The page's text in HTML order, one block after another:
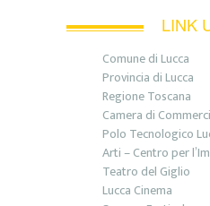
LINK
Comune di Lucca
Provincia di Lucca
Regione Toscana
Camera di
Polo Tecnologico
Arti – Centro per
Teatro del Giglio
Lucca Cinema